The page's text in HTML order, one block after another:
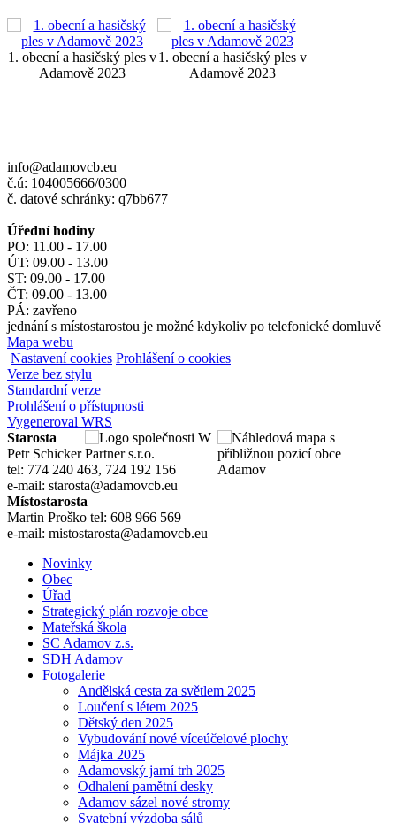
1. obecní a hasičský ples v
Adamově 2023
1. obecní a hasičský ples v
Adamově 2023
info@adamovcb.eu
č.ú: 104005666/0300
č. datové schránky: q7bb677
Úřední hodiny
PO: 11.00 - 17.00
ÚT: 09.00 - 13.00
ST: 09.00 - 17.00
ČT: 09.00 - 13.00
PÁ: zavřeno
jednání s místostarostou je možné kdykoliv po telefonické domluvě
Mapa webu
Nastavení cookies Prohlášení o cookies
Verze bez stylu
Standardní verze
Prohlášení o přístupnosti
Vygeneroval WRS
Starosta
Petr Schicker
tel: 774 240 463, 724 192 156
e-mail: starosta@adamovcb.eu
Místostarosta
Martin Proško tel: 608 966 569
e-mail: mistostarosta@adamovcb.eu
Novinky
Obec
Úřad
Strategický plán rozvoje obce
Mateřská škola
SC Adamov z.s.
SDH Adamov
Fotogalerie
Andělská cesta za světlem 2025
Loučení s létem 2025
Dětský den 2025
Vybudování nové víceúčelové plochy
Májka 2025
Adamovský jarní trh 2025
Odhalení pamětní desky
Adamov sázel nové stromy
Svatební výzdoba sálů